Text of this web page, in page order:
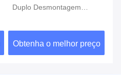
de aço inoxidável com
válvula de borboleta
Obtenha o melhor preço